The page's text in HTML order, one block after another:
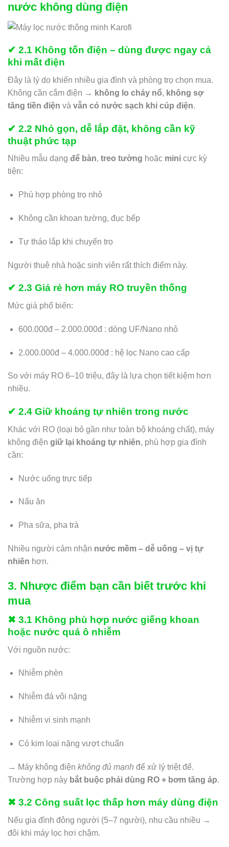
nước không dùng điện
✔ 2.1 Không tốn điện – dùng được ngay cả
khi mất điện
Đây là lý do khiến nhiều gia đình và phòng trọ chọn mua.
Không cần cắm điện → không lo cháy nổ, không sợ
tăng tiền điện và vẫn có nước sạch khi cúp điện.
✔ 2.2 Nhỏ gọn, dễ lắp đặt, không cần kỹ
thuật phức tạp
Nhiều mẫu dạng để bàn, treo tường hoặc mini cực kỳ
tiện:
Phù hợp phòng trọ nhỏ
Không cần khoan tường, đục bếp
Tự tháo lắp khi chuyển trọ
Người thuê nhà hoặc sinh viên rất thích điểm này.
✔ 2.3 Giá rẻ hơn máy RO truyền thống
Mức giá phổ biến:
600.000đ – 2.000.000đ : dòng UF/Nano nhỏ
2.000.000đ – 4.000.000đ : hệ lọc Nano cao cấp
So với máy RO 6–10 triệu, đây là lựa chọn tiết kiệm hơn
nhiều.
✔ 2.4 Giữ khoáng tự nhiên trong nước
Khác với RO (loại bỏ gần như toàn bộ khoáng chất), máy
không điện giữ lại khoáng tự nhiên, phù hợp gia đình
cần:
Nước uống trực tiếp
Nấu ăn
Pha sữa, pha trà
Nhiều người cảm nhận nước mềm – dễ uống – vị tự
nhiên hơn.
3. Nhược điểm bạn cần biết trước khi
mua
✖ 3.1 Không phù hợp nước giếng khoan
hoặc nước quá ô nhiễm
Với nguồn nước:
Nhiễm phèn
Nhiễm đá vôi nặng
Nhiễm vi sinh mạnh
Có kim loại nặng vượt chuẩn
→ Máy không điện không đủ mạnh để xử lý triệt để.
Trường hợp này bắt buộc phải dùng RO + bơm tăng áp.
✖ 3.2 Công suất lọc thấp hơn máy dùng điện
Nếu gia đình đông người (5–7 người), nhu cầu nhiều →
đôi khi máy lọc hơi chậm.